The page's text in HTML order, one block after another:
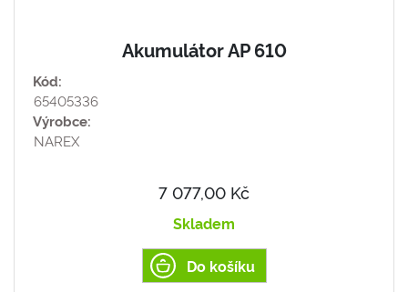
Akumulátor AP 610
Kód:
65405336
Výrobce:
NAREX
7 077,00 Kč
Skladem
Do košíku